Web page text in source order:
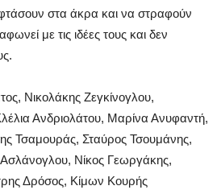
φτάσουν στα άκρα και να στραφούν
με τις ιδέες τους και δεν
Νικολάκης Ζεγκίνογλου,
Ανδριολάτου, Μαρίνα Ανυφαντή,
Τσαμουράς, Σταύρος Τσουμάνης,
Νίκος Γεωργάκης,
Δρόσος, Κίμων Κουρής